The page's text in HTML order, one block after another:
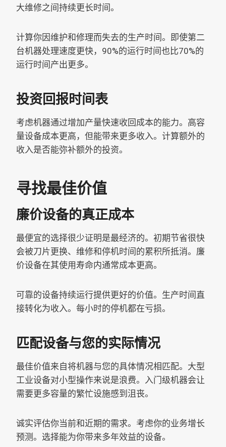
大维修之间持续更长时间。
计算你因维护和修理而失去的生产时间。即使第二
台机器处理速度更快，90%的运行时间也比70%的
运行时间产出更多。
投资回报时间表
考虑机器通过增加产量快速收回成本的能力。高容
量设备成本更高，但能带来更多收入。计算额外的
收入是否能弥补额外的投资。
寻找最佳价值
廉价设备的真正成本
最便宜的选择很少证明是最经济的。初期节省很快
会被刀片更换、维修和停机时间的累积所抵消。廉
价设备在其使用寿命内通常成本更高。
可靠的设备持续运行提供更好的价值。生产时间直
接转化为收入。每小时的停机都在亏损。
匹配设备与您的实际情况
最佳价值来自将机器与您的具体情况相匹配。大型
工业设备对小型操作来说是浪费。入门级机器会让
需要更多容量的繁忙设施感到沮丧。
诚实评估你当前和近期的需求。考虑你的业务增长
预测。选择能为你带来多年效益的设备。